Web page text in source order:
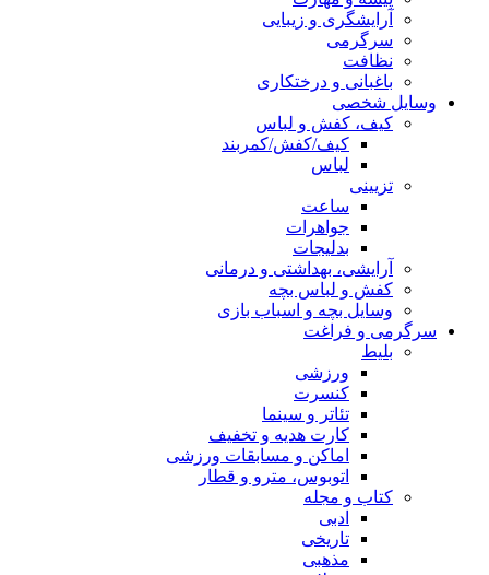
آرایشگری و زیبایی
سرگرمی
نظافت
باغبانی و درختکاری
وسایل شخصی
کیف، کفش و لباس
کیف/کفش/کمربند
لباس
تزیینی
ساعت
جواهرات
بدلیجات
آرایشی، بهداشتی و درمانی
کفش و لباس بچه
وسایل بچه و اسباب بازی
سرگرمی و فراغت
بلیط
ورزشی
کنسرت
تئاتر و سینما
کارت هدیه و تخفیف
اماکن و مسابقات ورزشی
اتوبوس، مترو و قطار
کتاب و مجله
ادبی
تاریخی
مذهبی